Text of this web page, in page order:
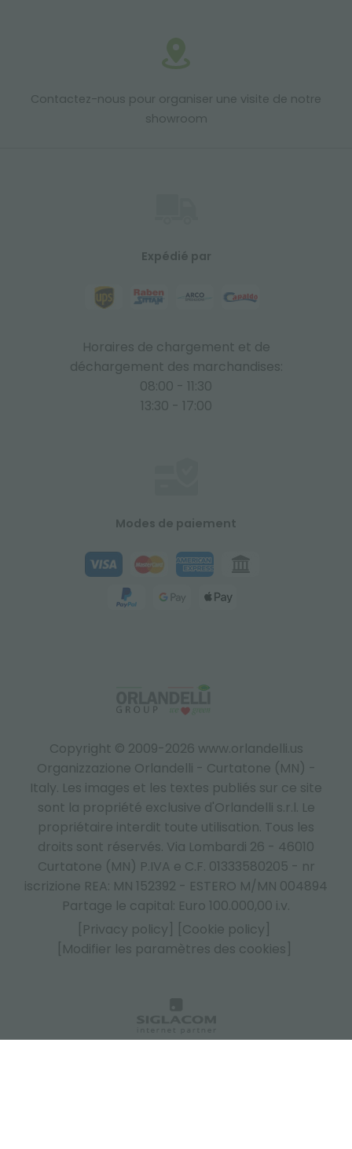
Contactez-nous pour organiser une visite de notre
showroom
Copyright © 2009-2026 www.orlandelli.us
Organizzazione Orlandelli - Curtatone (MN) -
Italy. Les images et les textes publiés sur ce site
sont la propriété exclusive d'Orlandelli s.r.l. Le
propriétaire interdit toute utilisation. Tous les
droits sont réservés. Via Lombardi 26 - 46010
Curtatone (MN) P.IVA e C.F. 01333580205 - nr
iscrizione REA: MN 152392 - ESTERO M/MN 004894
Partage le capital: Euro 100.000,00 i.v.
[Privacy policy]
[Cookie policy]
[Modifier les paramètres des cookies]
Expédié par
Horaires de chargement et de
déchargement des marchandises:
08:00 - 11:30
13:30 - 17:00
Modes de paiement